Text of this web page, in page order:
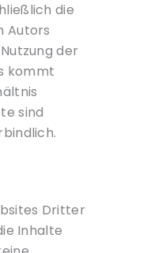
die
Autors
der
kommt
sind
Dritter
Inhalte